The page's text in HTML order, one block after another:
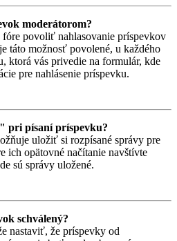
moderátorom?
fóre povoliť nahlasovanie príspevkov
táto možnosť povolené, u každého
ktorá vás privedie na formulár, kde
pre nahlásenie príspevku.
pri písaní príspevku?
uložiť si rozpísané správy pre
ich opätovné načítanie navštívte
sú správy uložené.
schválený?
nastaviť, že príspevky od